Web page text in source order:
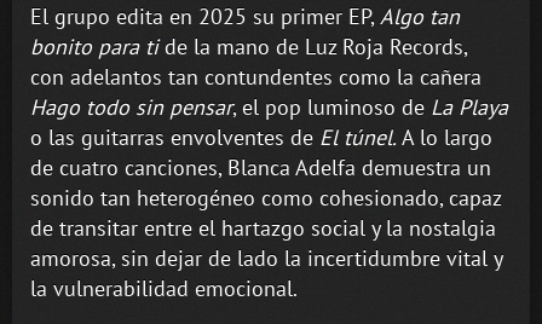
El grupo edita en 2025 su primer EP,Algo tan
bonito para tide la mano de Luz Roja Records,
con adelantos tan contundentes como la cañera
Hago todo sin pensar, el pop luminoso de La Playa
o las guitarras envolventes de El túnel. A lo largo
de cuatro canciones, Blanca Adelfa demuestra un
sonido tan heterogéneo como cohesionado, capaz
de transitar entre el hartazgo social y la nostalgia
amorosa, sin dejar de lado la incertidumbre vital y
la vulnerabilidad emocional.